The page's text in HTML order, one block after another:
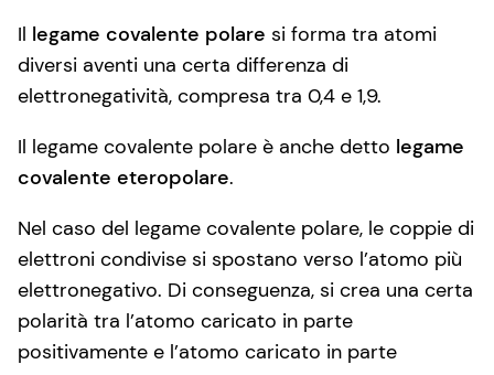
Il legame covalente polare si forma tra atomi
diversi aventi una certa differenza di
elettronegatività, compresa tra 0,4 e 1,9.
Il legame covalente polare è anche detto legame
covalente eteropolare.
Nel caso del legame covalente polare, le coppie di
elettroni condivise si spostano verso l’atomo più
elettronegativo. Di conseguenza, si crea una certa
polarità tra l’atomo caricato in parte
positivamente e l’atomo caricato in parte